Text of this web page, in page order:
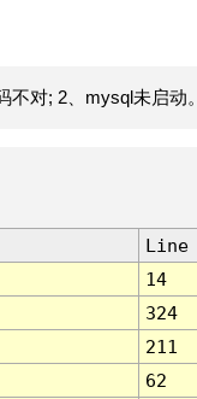
对; 2、mysql未启动。
Line
14
324
211
62